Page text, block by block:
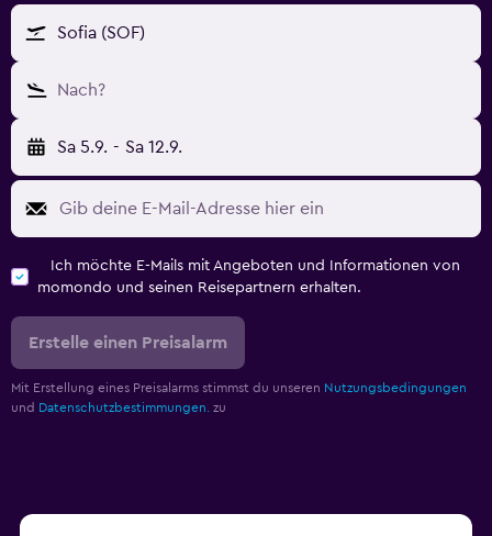
Sofia (SOF)
Nach?
Sa 5.9. - Sa 12.9.
Ich möchte E-Mails mit Angeboten und Informationen von
momondo und seinen Reisepartnern erhalten.
Erstelle einen Preisalarm
Mit Erstellung eines Preisalarms stimmst du unseren Nutzungsbedingungen
und Datenschutzbestimmungen. zu